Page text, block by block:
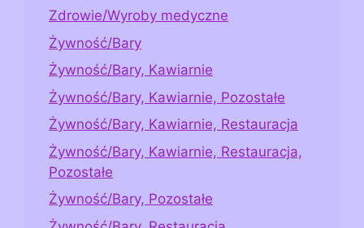
Zdrowie/Wyroby medyczne
Żywność/Bary
Żywność/Bary, Kawiarnie
Żywność/Bary, Kawiarnie, Pozostałe
Żywność/Bary, Kawiarnie, Restauracja
Żywność/Bary, Kawiarnie, Restauracja,
Pozostałe
Żywność/Bary, Pozostałe